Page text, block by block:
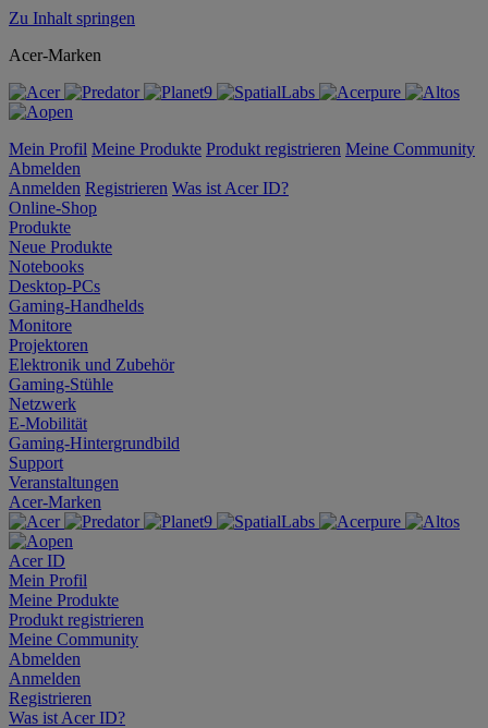
Zu Inhalt springen
Acer-Marken
Mein Profil Meine Produkte Produkt registrieren Meine Community
Abmelden
Anmelden Registrieren Was ist Acer ID?
Online-Shop
Produkte
Neue Produkte
Notebooks
Desktop-PCs
Gaming-Handhelds
Monitore
Projektoren
Elektronik und Zubehör
Gaming-Stühle
Netzwerk
E-Mobilität
Gaming-Hintergrundbild
Support
Veranstaltungen
Acer-Marken
Acer ID
Mein Profil
Meine Produkte
Produkt registrieren
Meine Community
Abmelden
Anmelden
Registrieren
Was ist Acer ID?